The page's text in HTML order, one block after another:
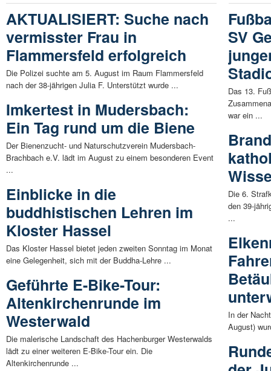
AKTUALISIERT: Suche nach
vermisster Frau in
Flammersfeld erfolgreich
Die Polizei suchte am 5. August im Raum Flammersfeld
nach der 38-jährigen Julia F. Unterstützt wurde ...
Imkertest in Mudersbach:
Ein Tag rund um die Biene
Der Bienenzucht- und Naturschutzverein Mudersbach-
Brachbach e.V. lädt im August zu einem besonderen Event
...
Einblicke in die
buddhistischen Lehren im
Kloster Hassel
Das Kloster Hassel bietet jeden zweiten Sonntag im Monat
eine Gelegenheit, sich mit der Buddha-Lehre ...
Geführte E-Bike-Tour:
Altenkirchenrunde im
Westerwald
Die malerische Landschaft des Hachenburger Westerwalds
lädt zu einer weiteren E-Bike-Tour ein. Die
Altenkirchenrunde ...
SV
Das 13.
war ein ...
Die 6.
den 39-
...
In der
August)